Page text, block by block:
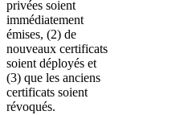
privées soient
immédiatement
émises, (2) de
nouveaux certificats
soient déployés et
(3) que les anciens
certificats soient
révoqués.